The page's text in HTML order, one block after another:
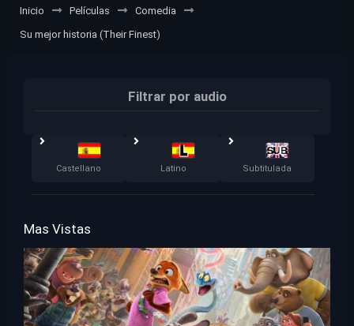
Inicio Películas
Comedia
Su mejor historia (Their Finest)
Filtrar por audio
Castellano Latino Subtitulada
Mas Vistas